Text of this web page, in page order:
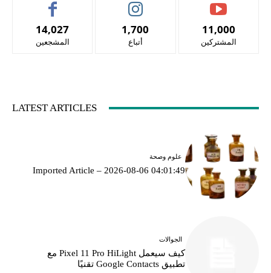
14,027
المشجعين
1,700
أتباع
11,000
المشتركين
LATEST ARTICLES
علوم وصحة
Imported Article – 2026-08-06 04:01:49
الجوالات
كيف سيعمل Pixel 11 Pro HiLight مع
تطبيق Google Contacts تقنيًا